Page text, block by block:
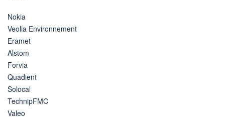
Nokia
Veolia Environnement
Eramet
Alstom
Forvia
Quadient
Solocal
TechnipFMC
Valeo